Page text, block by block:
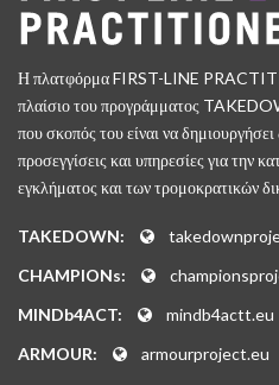
Η πλατφόρμα FIRST-LINE
πλαίσιο του προγράμματος
που σκοπός του είναι να
προσεγγίσεις και υπηρεσίες για την
εγκλήματος και των τρομοκρατικών
TAKEDOWN:
CHAMPIONs:
MINDb4ACT:
mindb4actt.eu
ARMOUR:
armourproject.eu